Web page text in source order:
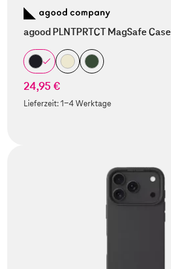
agood PLNTPRTCT MagSafe
24,95 €
Lieferzeit:1-4 Werktage